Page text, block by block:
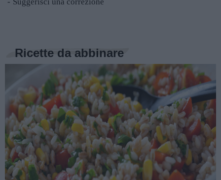
Ricette da abbinare